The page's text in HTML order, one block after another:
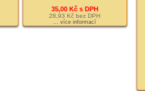
35,00 Kč s DPH
28,93 Kč bez DPH
... více informací